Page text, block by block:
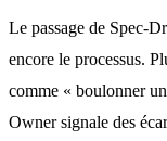
Le passage de Spec-
encore le processus.
comme « boulonner
Owner signale des